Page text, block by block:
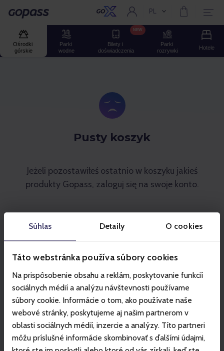
Súhlas Detaily O cookies
Táto webstránka používa súbory cookies
Na prispôsobenie obsahu a reklám, poskytovanie funkcií
sociálnych médií a analýzu návštevnosti používame
súbory cookie. Informácie o tom, ako používate naše
webové stránky, poskytujeme aj našim partnerom v
oblasti sociálnych médií, inzercie a analýzy. Títo partneri
môžu príslušné informácie skombinovať s ďalšími údajmi,
Gopass Aktualny język:
PL
Ośrodki
górskie
Parki
wodne
Bilety i
doświadczenia
NEW
Parki
rozrywki
Hotele
Pusty koszyk
Jeżeli pozostawiłeś ostatnio w koszyku jakieś
produkty Gopass, zaloguj się na swoje konto.
Partner